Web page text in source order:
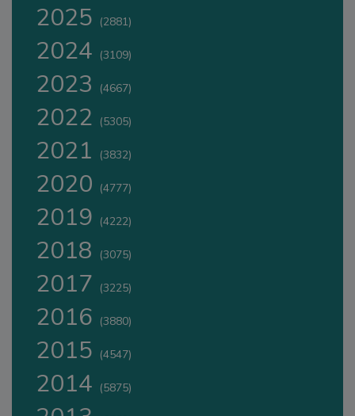
2025 (2881)
2024 (3109)
2023 (4667)
2022 (5305)
2021 (3832)
2020 (4777)
2019 (4222)
2018 (3075)
2017 (3225)
2016 (3880)
2015 (4547)
2014 (5875)